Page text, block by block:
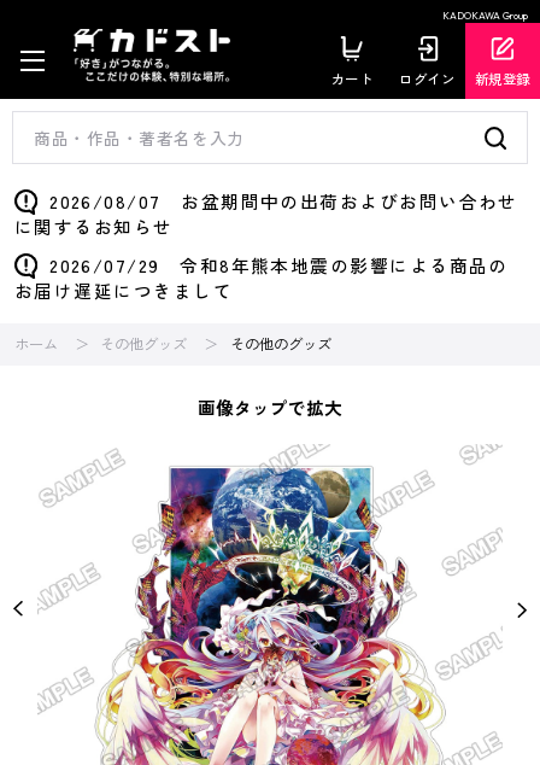
KADOKAWA Group
カート ログイン 新規登録
2026/08/07 お盆期間中の出荷およびお問い合わせ
に関するお知らせ
2026/07/29 令和8年熊本地震の影響による商品の
お届け遅延につきまして
ホーム その他グッズ その他のグッズ
画像タップで拡大